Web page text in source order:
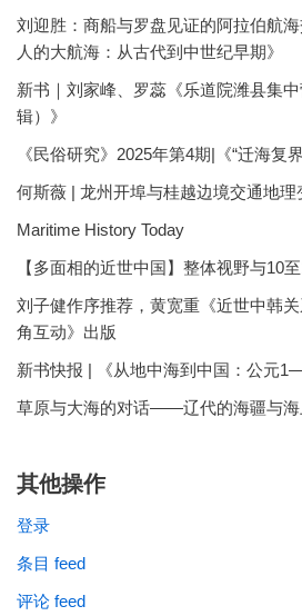
刘迎胜：商船与罗盘见证的阿拉伯航
人的大航海：从古代到中世纪早期》
新书｜刘家峰、罗蕊《乐道院潍县集
辑）》
《民俗研究》2025年第4期|《“迁海复
何斯薇 | 龙州开埠与桂越边境交通地
Maritime History Today
【多面相的近世中国】整体视野与10
刘子健作序推荐，黄宽重《近世中韩
角互动》出版
新书快报 | 《从地中海到中国：公元
草原与大海的对话——辽代的海疆与海
其他操作
登录
条目 feed
评论 feed